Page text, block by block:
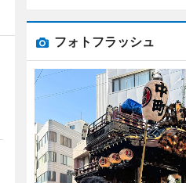
フォトフラッシュ